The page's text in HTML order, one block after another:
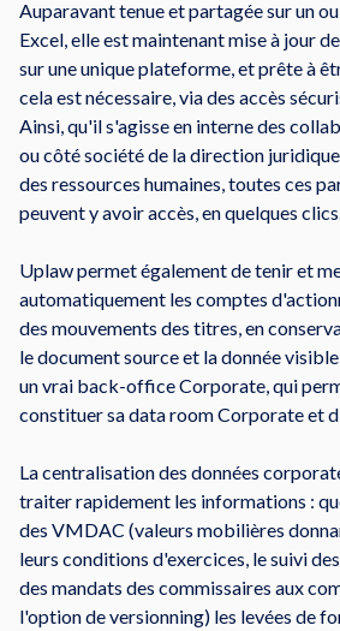
Auparavant tenue et partagée sur un
Excel, elle est maintenant mise à jour
sur une unique plateforme, et prête à
cela est nécessaire, via des accès
Ainsi, qu'il s'agisse en interne des
ou côté société de la direction
des ressources humaines, toutes ces
peuvent y avoir accès, en quelques
Uplaw permet également de tenir et
automatiquement les comptes
des mouvements des titres, en
le document source et la donnée
un vrai back-office Corporate, qui
constituer sa data room Corporate et
La centralisation des données
traiter rapidement les informations :
des VMDAC (valeurs mobilières
leurs conditions d'exercices, le suivi
des mandats des commissaires aux
l'option de versionning) les levées de